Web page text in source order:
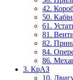
42.
50.
61.
81.
82.
84.
86.
3. КрАЗ
10.